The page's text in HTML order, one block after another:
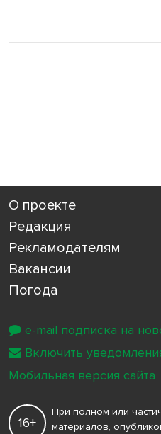
О проекте
Редакция
Рекламодателям
Вакансии
Погода
16+
При полном или
материалов,
e-mail подписка на
Включить
Мобильная версия сайта